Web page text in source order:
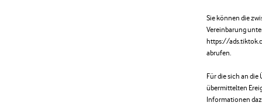
Sie können die
Vereinbarung
https://
abrufen.
Für die sich an
übermittelten
Informationen